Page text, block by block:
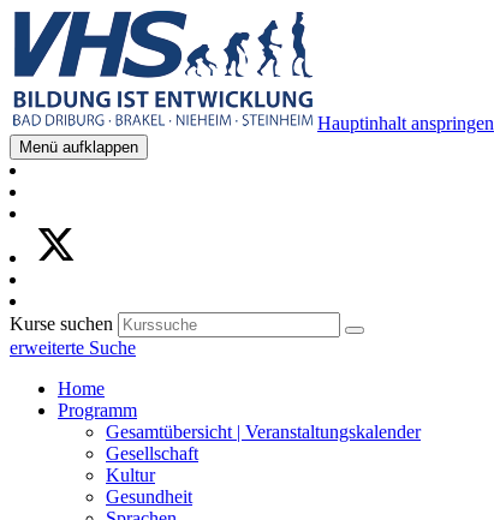
Hauptinhalt anspringen
Menü aufklappen
Kurse suchen
erweiterte Suche
Home
Programm
Gesamtübersicht | Veranstaltungskalender
Gesellschaft
Kultur
Gesundheit